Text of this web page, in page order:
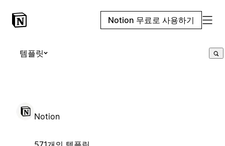
Notion 무료로 사용하기
템플릿
Notion